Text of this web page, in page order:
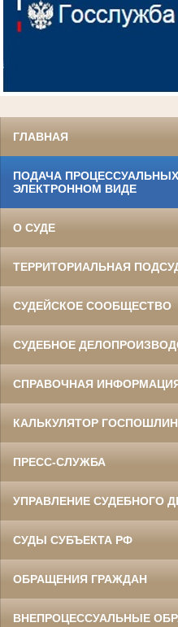
ГЛАВНАЯ
ПОДАЧА
ЭЛЕКТРОННОМ ВИДЕ
О СУДЕ
ТЕРРИТОРИАЛЬНАЯ
СУДЕЙСКОЕ СООБЩЕСТВО
СУДЕБНОЕ
СПРАВОЧНАЯ
КАЛЬКУЛЯТОР
ПРЕСС-СЛУЖБА
УПРАВЛЕНИЕ СУДЕБНОГО
СУДЫ СУБЪЕКТА РФ
ОБРАЩЕНИЯ ГРАЖДАН
ВНЕПРОЦЕССУАЛЬНЫЕ